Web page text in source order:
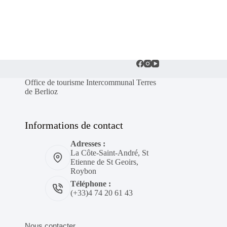
Office de tourisme Intercommunal Terres
de Berlioz
Informations de contact
Adresses :
La Côte-Saint-André, St
Etienne de St Geoirs,
Roybon
Téléphone :
(+33)4 74 20 61 43